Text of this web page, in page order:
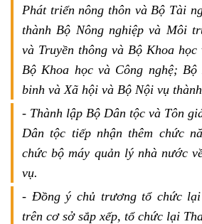
Phát triển nông thôn và Bộ Tài
thành Bộ Nông nghiệp và Môi
và Truyền thông và Bộ Khoa học
Bộ Khoa học và Công nghệ;
binh và Xã hội và Bộ Nội vụ
- Thành lập Bộ Dân tộc và Tôn
Dân tộc tiếp nhận thêm chức
chức bộ máy quản lý nhà nước
vụ.
- Đồng ý chủ trương tổ chức
trên cơ sở sắp xếp, tổ chức lại